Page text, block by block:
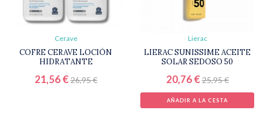
Cerave
COFRE CERAVE LOCIÓN
HIDRATANTE
21,56 €26,95 €
Lierac
LIERAC SUNISSIME ACEITE
SOLAR SEDOSO 50
20,76 €25,95 €
AÑADIR A LA CESTA